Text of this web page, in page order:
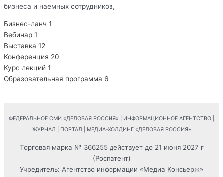
бизнеса и наемных сотрудников,
Бизнес-ланч 1
Вебинар 1
Выставка 12
Конференция 20
Курс лекций 1
Образовательная программа 6
ФЕДЕРАЛЬНОЕ СМИ «ДЕЛОВАЯ РОССИЯ» | ИНФОРМАЦИОННОЕ АГЕНТСТВО |
ЖУРНАЛ | ПОРТАЛ | МЕДИА-ХОЛДИНГ «ДЕЛОВАЯ РОССИЯ»
Торговая марка № 366255 действует до 21 июня 2027 г
(Роспатент)
Учредитель: Агентство информации «Медиа Консьерж»